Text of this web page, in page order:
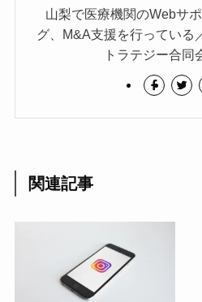
山梨で医療機関のWebサ
グ、M&A支援を行っている
トラテジー合同
関連記事